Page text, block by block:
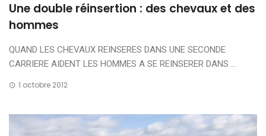
Une double réinsertion : des chevaux et des
hommes
QUAND LES CHEVAUX REINSERES DANS UNE SECONDE
CARRIERE AIDENT LES HOMMES A SE REINSERER DANS ...
1 octobre 2012